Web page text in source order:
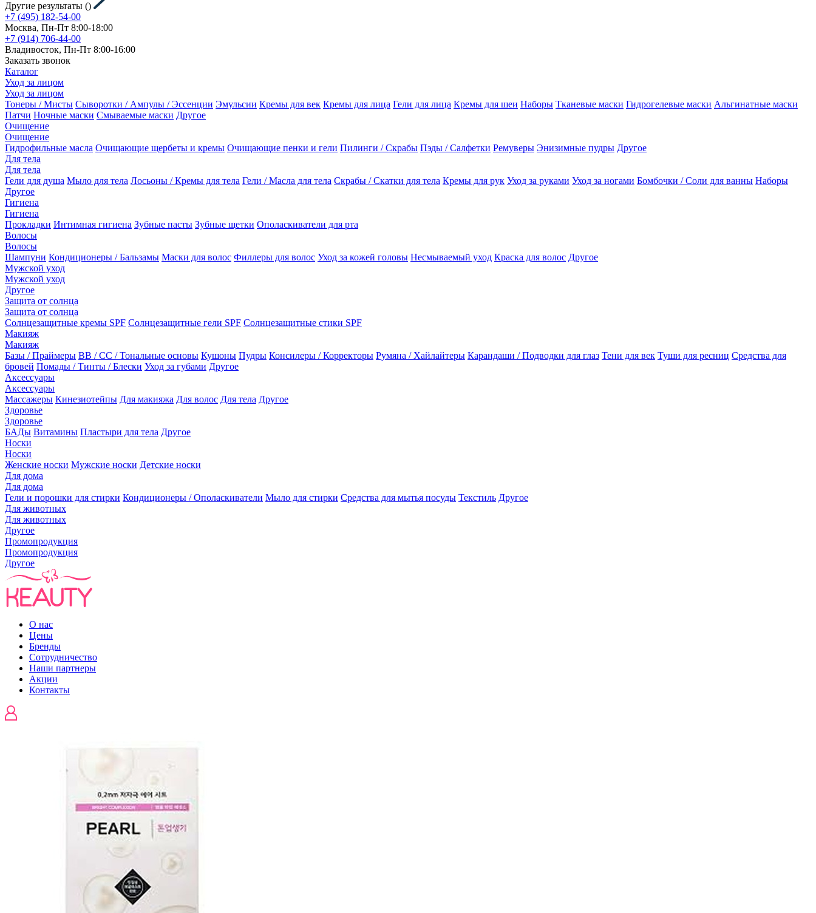
Другие результаты ()
+7 (495) 182-54-00
Москва, Пн-Пт 8:00-18:00
+7 (914) 706-44-00
Владивосток, Пн-Пт 8:00-16:00
Заказать звонок
Каталог
Уход за лицом
Уход за лицом
Тонеры / Мисты Сыворотки / Ампулы / Эссенции Эмульсии Кремы для век Кремы для лица Гели для лица Кремы для шеи Наборы Тканевые маски Гидрогелевые маски Альгинатные маски
Патчи Ночные маски Смываемые маски Другое
Очищение
Очищение
Гидрофильные масла Очищающие щербеты и кремы Очищающие пенки и гели Пилинги / Скрабы Пэды / Салфетки Ремуверы Энизимные пудры Другое
Для тела
Для тела
Гели для душа Мыло для тела Лосьоны / Кремы для тела Гели / Масла для тела Скрабы / Скатки для тела Кремы для рук Уход за руками Уход за ногами Бомбочки / Соли для ванны Наборы
Другое
Гигиена
Гигиена
Прокладки Интимная гигиена Зубные пасты Зубные щетки Ополаскиватели для рта
Волосы
Волосы
Шампуни Кондиционеры / Бальзамы Маски для волос Филлеры для волос Уход за кожей головы Несмываемый уход Краска для волос Другое
Мужской уход
Мужской уход
Другое
Защита от солнца
Защита от солнца
Солнцезащитные кремы SPF Солнцезащитные гели SPF Солнцезащитные стики SPF
Макияж
Макияж
Базы / Праймеры BB / CC / Тональные основы Кушоны Пудры Консилеры / Корректоры Румяна / Хайлайтеры Карандаши / Подводки для глаз Тени для век Туши для ресниц Средства для
бровей Помады / Тинты / Блески Уход за губами Другое
Аксессуары
Аксессуары
Массажеры Кинезиотейпы Для макияжа Для волос Для тела Другое
Здоровье
Здоровье
БАДы Витамины Пластыри для тела Другое
Носки
Носки
Женские носки Мужские носки Детские носки
Для дома
Для дома
Гели и порошки для стирки Кондиционеры / Ополаскиватели Мыло для стирки Средства для мытья посуды Текстиль Другое
Для животных
Для животных
Другое
Промопродукция
Промопродукция
Другое
О нас
Цены
Бренды
Сотрудничество
Наши партнеры
Акции
Контакты